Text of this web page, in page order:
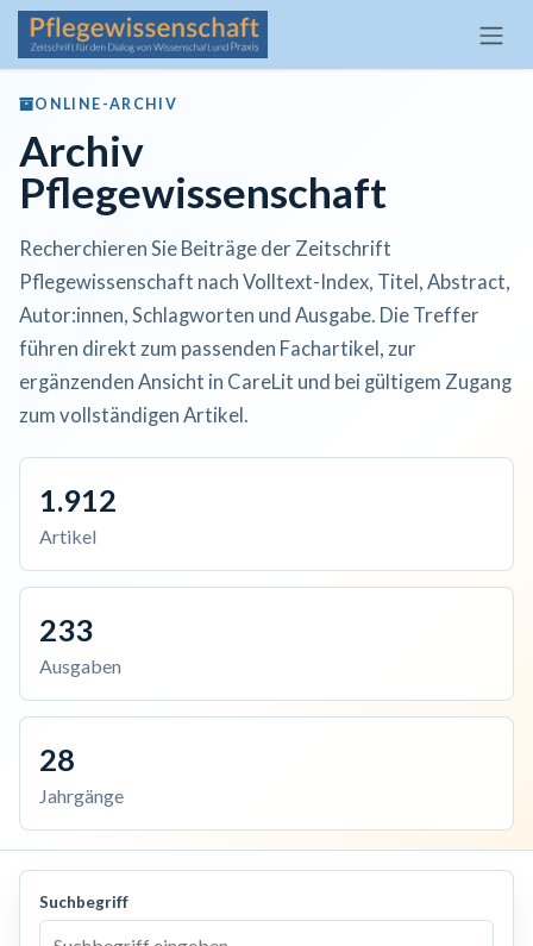
Zum Inhalt springen
ONLINE-ARCHIV
Archiv
Pflegewissenschaft
Recherchieren Sie Beiträge der Zeitschrift
Pflegewissenschaft nach Volltext-Index, Titel, Abstract,
Autor:innen, Schlagworten und Ausgabe. Die Treffer
führen direkt zum passenden Fachartikel, zur
ergänzenden Ansicht in CareLit und bei gültigem Zugang
zum vollständigen Artikel.
1.912
Artikel
233
Ausgaben
28
Jahrgänge
Suchbegriff